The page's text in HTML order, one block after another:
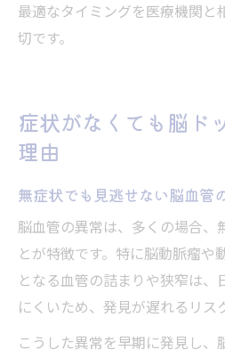
最適なタイミングを医療機関と
切です。
症状がなくても脳ド
理由
無症状でも見逃せない脳血管
脳血管の異常は、多くの場合、
とが特徴です。特に脳動脈瘤や
となる血管の詰まりや狭窄は、
にくいため、発見が遅れるリス
こうした異常を早期に発見し